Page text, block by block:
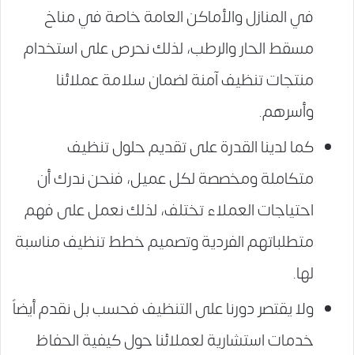
في المنازل والأماكن العامة خاصة في مناخ
مسقط الحار والرطب، لذلك نحرص على استخدام
منتجات تنظيف آمنة لضمان سلامة عملائنا
وأسرهم.
كما لدينا القدرة على تقديم حلول تنظيف
متكاملة ومخصصة لكل عميل، فنحن ندرك أن
احتياجات العملاء تختلف، لذلك نعمل على فهم
متطلباتهم الفردية وتصميم خطط تنظيف مناسبة
لها.
ولا يقتصر دورنا على التنظيف فحسب بل نقدم أيضاً
خدمات استشارية لعملائنا حول كيفية الحفاظ